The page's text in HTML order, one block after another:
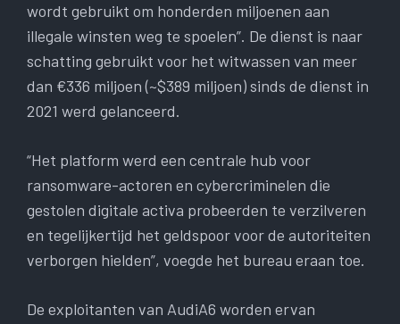
wordt gebruikt om honderden miljoenen aan
illegale winsten weg te spoelen”. De dienst is naar
schatting gebruikt voor het witwassen van meer
dan €336 miljoen (~$389 miljoen) sinds de dienst in
2021 werd gelanceerd.
“Het platform werd een centrale hub voor
ransomware-actoren en cybercriminelen die
gestolen digitale activa probeerden te verzilveren
en tegelijkertijd het geldspoor voor de autoriteiten
verborgen hielden”, voegde het bureau eraan toe.
De exploitanten van AudiA6 worden ervan